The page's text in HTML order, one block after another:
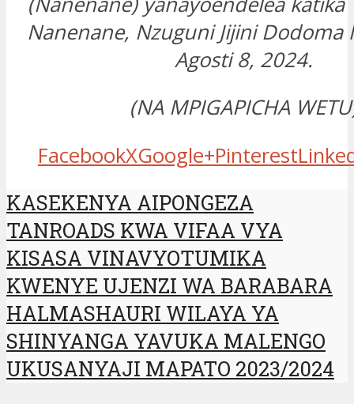
Nanenane, Nzuguni Jijini Dodoma
Agosti 8, 2024.
(NA MPIGAPICHA
FacebookXGoogle+Pinterest
KASEKENYA AIPONGEZA
TANROADS KWA VIFAA VYA
KISASA VINAVYOTUMIKA
KWENYE UJENZI WA BARABARA
HALMASHAURI WILAYA YA
SHINYANGA YAVUKA MALENGO
UKUSANYAJI MAPATO 2023/2024